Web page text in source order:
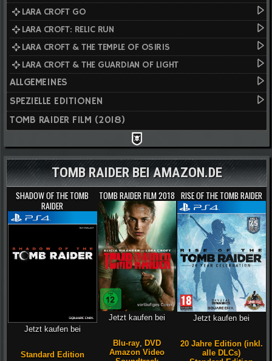
LARA CROFT GO
LARA CROFT: RELIC RUN
LARA CROFT & THE TEMPLE OF OSIRIS
LARA CROFT & THE GUARDIAN OF LIGHT
ALLGEMEINES
SPEZIELLE EDITIONEN
TOMB RAIDER FILM (2018)
TOMB RAIDER BEI AMAZON.DE
SHADOW OF THE TOMB
RAIDER
Jetzt kaufen bei
Standard Edition
TOMB RAIDER FILM 2018
Jetzt kaufen bei
Blu-ray
DVD
Amazon Video
RISE OF THE TOMB RAIDER
Jetzt kaufen bei
20 Jahre Edition (inkl.
alle DLCs)